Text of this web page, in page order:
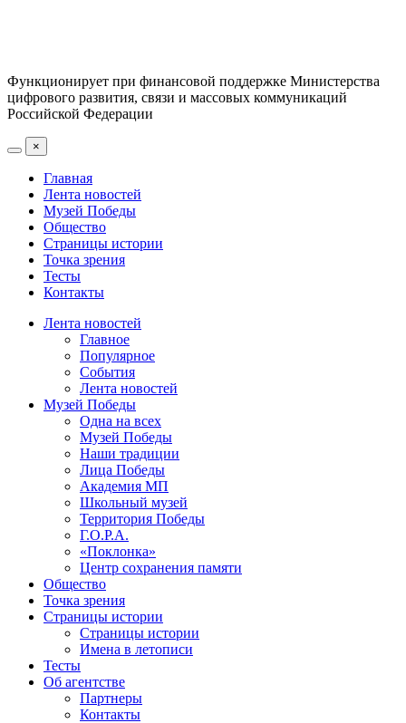
Функционирует при финансовой поддержке Министерства
цифрового развития, связи и массовых коммуникаций
Российской Федерации
×
Главная
Лента новостей
Музей Победы
Общество
Страницы истории
Точка зрения
Тесты
Контакты
Лента новостей
Главное
Популярное
События
Лента новостей
Музей Победы
Одна на всех
Музей Победы
Наши традиции
Лица Победы
Академия МП
Школьный музей
Территория Победы
Г.О.Р.А.
«Поклонка»
Центр сохранения памяти
Общество
Точка зрения
Страницы истории
Страницы истории
Имена в летописи
Тесты
Об агентстве
Партнеры
Контакты